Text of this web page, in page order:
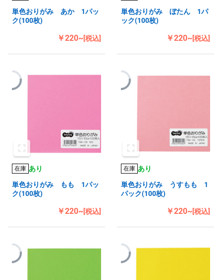
単色おりがみ あか 1パッ
ク(100枚)
￥220~[税込]
単色おりがみ ぼたん 1パ
ック(100枚)
￥220~[税込]
在庫 あり
単色おりがみ もも 1パッ
ク(100枚)
￥220~[税込]
在庫 あり
単色おりがみ うすもも 1
パック(100枚)
￥220~[税込]